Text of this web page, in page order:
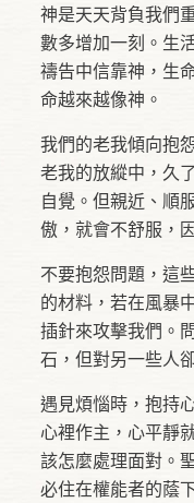
神是天天背負我們
數多增加一刻。生
禱告中信靠神，生
命越來越像神。
我們的老我傾向抱
老我的放縱中，久
自覺。但親近、順
傲，就會不舒服，
不要抱怨問題，這
的材料，若在風暴
插針來攻擊我們。
石，但對另一些人
遇見煩惱時，抱持
心裡作主，心平靜
該怎麼處理面對。
必住在權能者的蔭